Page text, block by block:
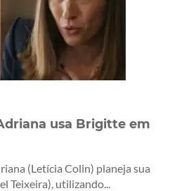
usa Brigitte em
(Letícia Colin) planeja sua
Teixeira), utilizando...